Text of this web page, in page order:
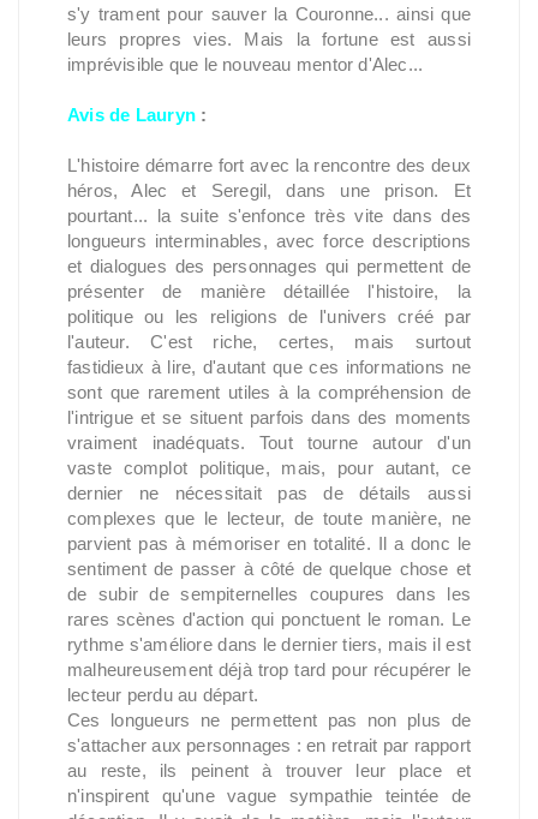
s'y trament pour sauver la Couronne... ainsi que
leurs propres vies. Mais la fortune est aussi
imprévisible que le nouveau mentor d'Alec...
Avis de Lauryn:
L'histoire démarre fort avec la rencontre des deux
héros, Alec et Seregil, dans une prison. Et
pourtant... la suite s'enfonce très vite dans des
longueurs interminables, avec force descriptions
et dialogues des personnages qui permettent de
présenter de manière détaillée l'histoire, la
politique ou les religions de l'univers créé par
l'auteur. C'est riche, certes, mais surtout
fastidieux à lire, d'autant que ces informations ne
sont que rarement utiles à la compréhension de
l'intrigue et se situent parfois dans des moments
vraiment inadéquats. Tout tourne autour d'un
vaste complot politique, mais, pour autant, ce
dernier ne nécessitait pas de détails aussi
complexes que le lecteur, de toute manière, ne
parvient pas à mémoriser en totalité. Il a donc le
sentiment de passer à côté de quelque chose et
de subir de sempiternelles coupures dans les
rares scènes d'action qui ponctuent le roman. Le
rythme s'améliore dans le dernier tiers, mais il est
malheureusement déjà trop tard pour récupérer le
lecteur perdu au départ.
Ces longueurs ne permettent pas non plus de
s'attacher aux personnages : en retrait par rapport
au reste, ils peinent à trouver leur place et
n'inspirent qu'une vague sympathie teintée de